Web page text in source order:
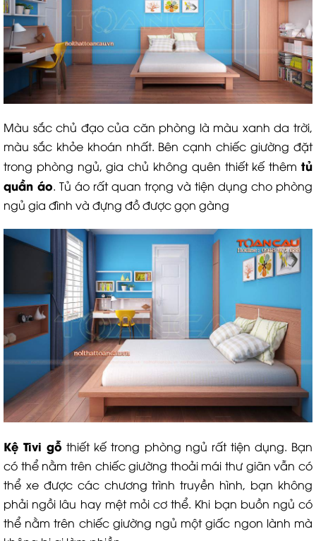
Màu sắc chủ đạo của căn phòng là màu xanh da trời,
màu sắc khỏe khoán nhất. Bên cạnh chiếc giường đặt
trong phòng ngủ, gia chủ không quên thiết kế thêm tủ
quần áo. Tủ áo rất quan trọng và tiện dụng cho phòng
ngủ gia đình và đựng đồ được gọn gàng
Kệ Tivi gỗ thiết kế trong phòng ngủ rất tiện dụng. Bạn
có thể nằm trên chiếc giường thoải mái thư giãn vẫn có
thể xe được các chương trình truyền hình, bạn không
phải ngồi lâu hay mệt mỏi cơ thể. Khi bạn buồn ngủ có
thể nằm trên chiếc giường ngủ một giấc ngon lành mà